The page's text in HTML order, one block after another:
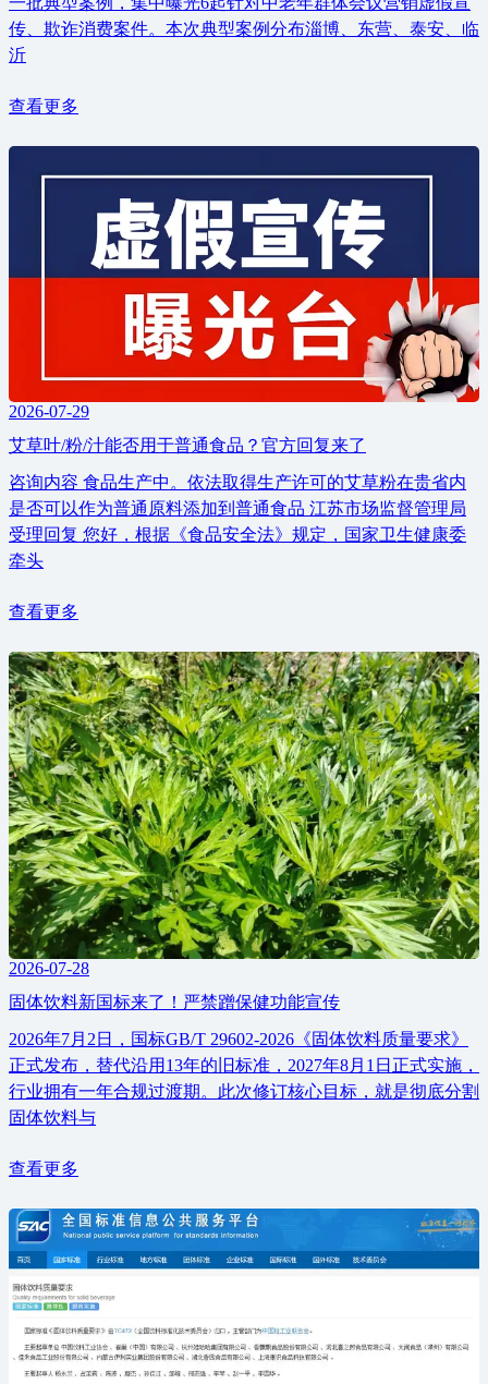
传、欺诈消费案件。本次典型案例分布淄博、东营、泰安、临
沂
查看更多
2026-07-29
艾草叶/粉/汁能否用于普通食品？官方回复来了
咨询内容 食品生产中。依法取得生产许可的艾草粉在贵省内
是否可以作为普通原料添加到普通食品 江苏市场监督管理局
受理回复 您好，根据《食品安全法》规定，国家卫生健康委
牵头
查看更多
2026-07-28
固体饮料新国标来了！严禁蹭保健功能宣传
2026年7月2日，国标GB/T 29602-2026《固体饮料质量要求》
正式发布，替代沿用13年的旧标准，2027年8月1日正式实施，
行业拥有一年合规过渡期。此次修订核心目标，就是彻底分割
固体饮料与
查看更多